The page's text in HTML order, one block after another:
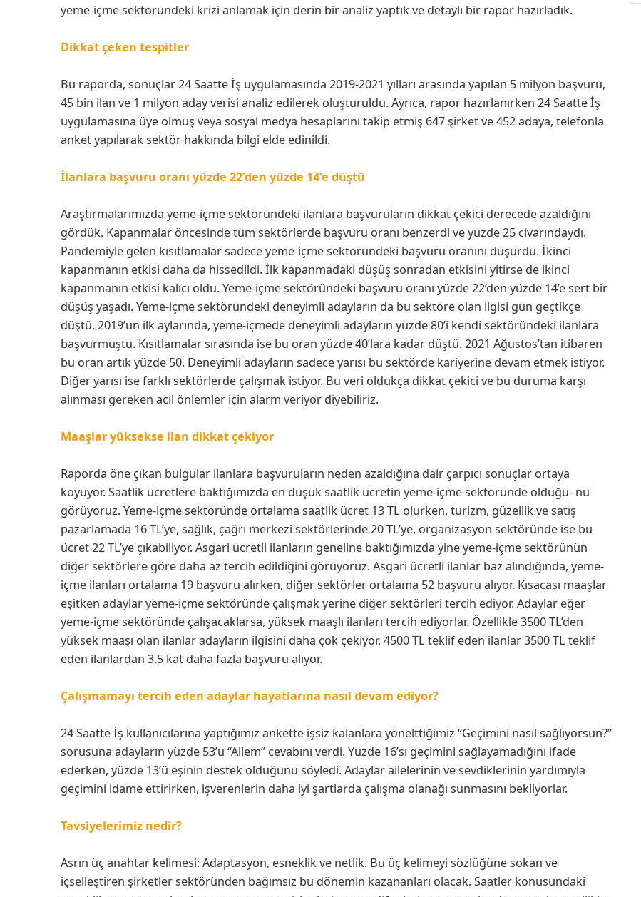
yeme-içme sektöründeki krizi anlamak için derin bir analiz yaptık ve detaylı bir rapor hazırladık.
Dikkat çeken tespitler
Bu raporda, sonuçlar 24 Saatte İş uygulamasında 2019-2021 yılları arasında yapılan 5 milyon başvuru,
45 bin ilan ve 1 milyon aday verisi analiz edilerek oluşturuldu. Ayrıca, rapor hazırlanırken 24 Saatte İş
uygulamasına üye olmuş veya sosyal medya hesaplarını takip etmiş 647 şirket ve 452 adaya, telefonla
anket yapılarak sektör hakkında bilgi elde edinildi.
İlanlara başvuru oranı yüzde 22’den yüzde 14’e düştü
Araştırmalarımızda yeme-içme sektöründeki ilanlara başvuruların dikkat çekici derecede azaldığını
gördük. Kapanmalar öncesinde tüm sektörlerde başvuru oranı benzerdi ve yüzde 25 civarındaydı.
Pandemiyle gelen kısıtlamalar sadece yeme-içme sektöründeki başvuru oranını düşürdü. İkinci
kapanmanın etkisi daha da hissedildi. İlk kapanmadaki düşüş sonradan etkisini yitirse de ikinci
kapanmanın etkisi kalıcı oldu. Yeme-içme sektöründeki başvuru oranı yüzde 22’den yüzde 14’e sert bir
düşüş yaşadı. Yeme-içme sektöründeki deneyimli adayların da bu sektöre olan ilgisi gün geçtikçe
düştü. 2019’un ilk aylarında, yeme-içmede deneyimli adayların yüzde 80’i kendi sektöründeki ilanlara
başvurmuştu. Kısıtlamalar sırasında ise bu oran yüzde 40’lara kadar düştü. 2021 Ağustos’tan itibaren
bu oran artık yüzde 50. Deneyimli adayların sadece yarısı bu sektörde kariyerine devam etmek istiyor.
Diğer yarısı ise farklı sektörlerde çalışmak istiyor. Bu veri oldukça dikkat çekici ve bu duruma karşı
alınması gereken acil önlemler için alarm veriyor diyebiliriz.
Maaşlar yüksekse ilan dikkat çekiyor
Raporda öne çıkan bulgular ilanlara başvuruların neden azaldığına dair çarpıcı sonuçlar ortaya
koyuyor. Saatlik ücretlere baktığımızda en düşük saatlik ücretin yeme-içme sektöründe olduğu- nu
görüyoruz. Yeme-içme sektöründe ortalama saatlik ücret 13 TL olurken, turizm, güzellik ve satış
pazarlamada 16 TL’ye, sağlık, çağrı merkezi sektörlerinde 20 TL’ye, organizasyon sektöründe ise bu
ücret 22 TL’ye çıkabiliyor. Asgari ücretli ilanların geneline baktığımızda yine yeme-içme sektörünün
diğer sektörlere göre daha az tercih edildiğini görüyoruz. Asgari ücretli ilanlar baz alındığında, yeme-
içme ilanları ortalama 19 başvuru alırken, diğer sektörler ortalama 52 başvuru alıyor. Kısacası maaşlar
eşitken adaylar yeme-içme sektöründe çalışmak yerine diğer sektörleri tercih ediyor. Adaylar eğer
yeme-içme sektöründe çalışacaklarsa, yüksek maaşlı ilanları tercih ediyorlar. Özellikle 3500 TL’den
yüksek maaşı olan ilanlar adayların ilgisini daha çok çekiyor. 4500 TL teklif eden ilanlar 3500 TL teklif
eden ilanlardan 3,5 kat daha fazla başvuru alıyor.
Çalışmamayı tercih eden adaylar hayatlarına nasıl devam ediyor?
24 Saatte İş kullanıcılarına yaptığımız ankette işsiz kalanlara yönelttiğimiz “Geçimini nasıl sağlıyorsun?”
sorusuna adayların yüzde 53’ü “Ailem” cevabını verdi. Yüzde 16’sı geçimini sağlayamadığını ifade
ederken, yüzde 13’ü eşinin destek olduğunu söyledi. Adaylar ailelerinin ve sevdiklerinin yardımıyla
geçimini idame ettirirken, işverenlerin daha iyi şartlarda çalışma olanağı sunmasını bekliyorlar.
Tavsiyelerimiz nedir?
Asrın üç anahtar kelimesi: Adaptasyon, esneklik ve netlik. Bu üç kelimeyi sözlüğüne sokan ve
içselleştiren şirketler sektöründen bağımsız bu dönemin kazananları olacak. Saatler konusundaki